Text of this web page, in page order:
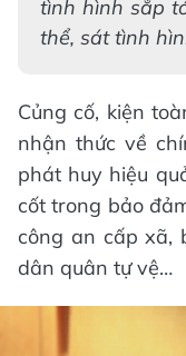
tình hình sắp
thể, sát tình
Củng cố, kiện
nhận thức về
phát huy hiệu
cốt trong bảo
công an cấp xã,
dân quân tự vệ…